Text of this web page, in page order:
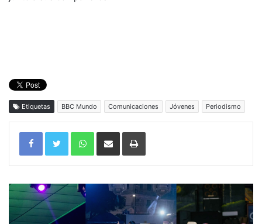
Etiquetas BBC Mundo Comunicaciones Jóvenes Periodismo
WhatsAppCompartir por correo electrónicoImprimir